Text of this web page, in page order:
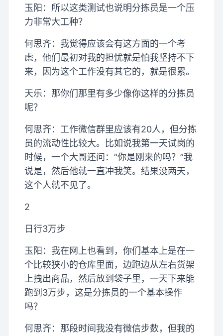
玉阳：所以这类测试也说明分拣员是一个压
力非常大工种？
何思齐：我觉得应该会有这方面的一个考
虑，他们最初对我的担忧就是怕我坚持不下
来，因为这个工作没有其它的，就是很累。
天乐：那你们那里有多少像你这样的分拣员
呢？
何思齐：工作微信群里应该有20人，但分拣
员的流动性比较大。比如说我第一天试岗的
时候，一个大哥还问：“你是刚来的吗？”我
说是，然后他就一直冲我笑。结果没两天，
这个人就不见了。
2
日行3万步
玉阳：我在网上也看到，你们基本上是在一
个比较狭小的仓库里面，边跑边从左右货架
上拽出商品，然后放到袋子里，一天下来能
跑到3万步，这是分拣员的一个基本操作
吗？
何思齐：那段时间我没有微信步数，但我的